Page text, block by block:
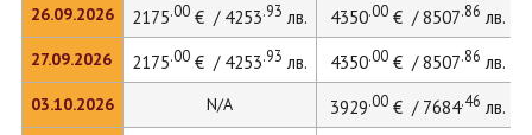
26.09.2026
27.09.2026
03.10.2026
2175.00€ / 4253.93 лв. 4350.00€ / 8507.86 лв.
2175.00€ / 4253.93 лв. 4350.00€ / 8507.86 лв.
N/A 3929.00€ / 7684.46 лв.